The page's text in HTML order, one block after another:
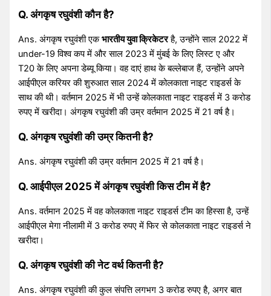
Q. अंगकृष रघुवंशी कौन है?
Ans. अंगकृष रघुवंशी एकभारतीय युवा क्रिकेटरहै, उन्होंने साल 2022 में
under-19 विश्व कप में और साल 2023 में मुंबई के लिए लिस्ट ए और
T20 के लिए अपना डेब्यू किया। वह दाएं हाथ के बल्लेबाज हैं, उन्होंने अपने
आईपीएल करियर की शुरुआत साल 2024 में कोलकाता नाइट राइडर्स के
साथ की थी। वर्तमान 2025 में भी उन्हें कोलकाता नाइट राइडर्स में 3 करोड
रुपए में खरीदा। अंगकृष रघुवंशी की उम्र वर्तमान 2025 में 21 वर्ष है।
Q. अंगकृष रघुवंशीकी उम्र कितनी है?
Ans. अंगकृष रघुवंशी की उम्र वर्तमान 2025 में 21 वर्ष है।
Q. आईपीएल 2025 मेंअंगकृष रघुवंशीकिस टीम में है?
Ans. वर्तमान 2025 में वह कोलकाता नाइट राइडर्स टीम का हिस्सा है, उन्हें
आईपीएल मेगा नीलामी में 3 करोड रुपए में फिर से कोलकाता नाइट राइडर्स ने
खरीदा।
Q.अंगकृष रघुवंशीकी नेट वर्थ कितनी है?
Ans. अंगकृष रघुवंशी की कुल संपत्ति लगभग 3 करोड रुपए है, अगर बात